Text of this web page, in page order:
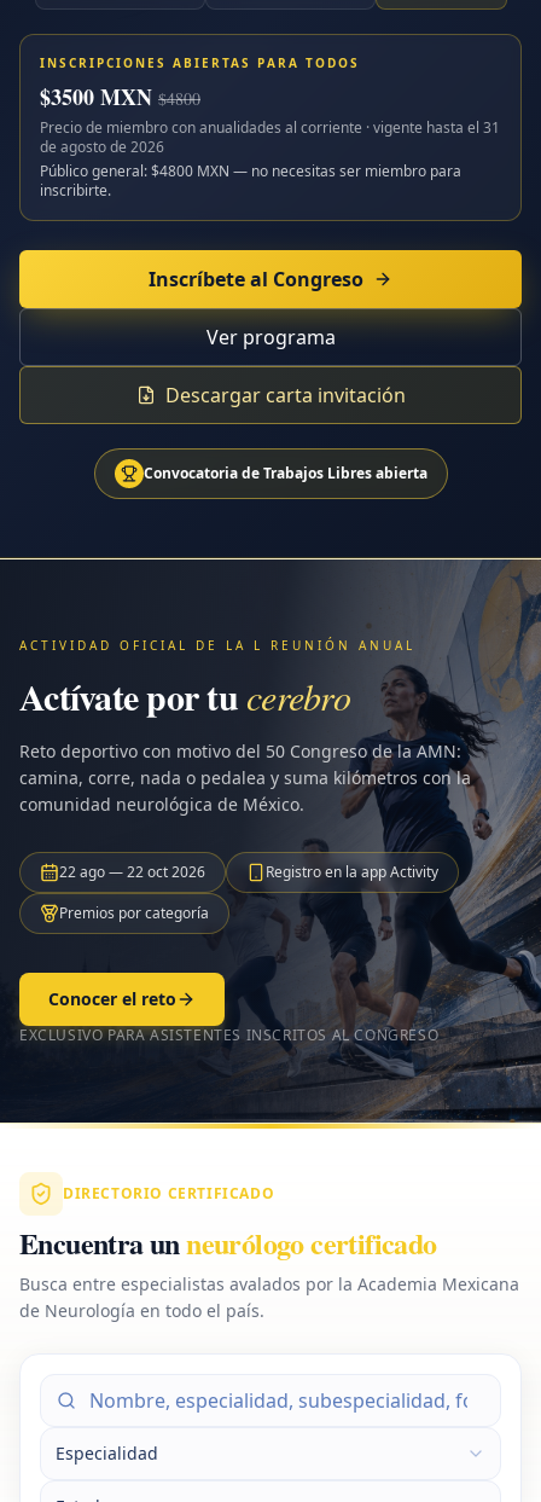
INSCRIPCIONES ABIERTAS PARA TODOS
$3500MXN $4800
Precio de miembro con anualidades al corriente · vigente hasta el 31
de agosto de 2026
Público general: $4800 MXN — no necesitas ser miembro para
inscribirte.
Inscríbete al Congreso
Ver programa
Descargar carta invitación
Convocatoria de Trabajos Libres abierta
ACTIVIDAD OFICIAL DE LA L REUNIÓN ANUAL
Actívate por tu cerebro
Reto deportivo con motivo del 50 Congreso de la AMN:
camina, corre, nada o pedalea y suma kilómetros con la
comunidad neurológica de México.
22 ago — 22 oct 2026
Registro en la app Activity
Premios por categoría
Conocer el reto
EXCLUSIVO PARA ASISTENTES INSCRITOS AL CONGRESO
DIRECTORIO CERTIFICADO
Encuentra unneurólogo certificado
Busca entre especialistas avalados por la Academia Mexicana
de Neurología en todo el país.
Especialidad